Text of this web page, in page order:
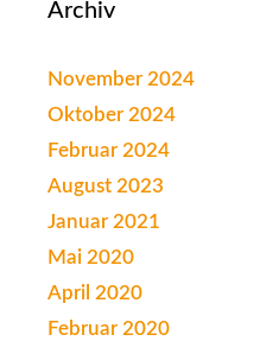
Archiv
November 2024
Oktober 2024
Februar 2024
August 2023
Januar 2021
Mai 2020
April 2020
Februar 2020